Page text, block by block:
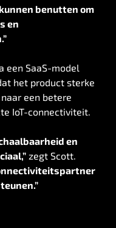
benutten om
en
een SaaS-model
het product sterke
een betere
IoT-connectiviteit.
en
zegt Scott.